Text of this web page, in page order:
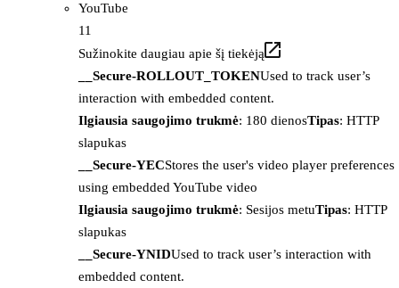
YouTube
11
Sužinokite daugiau apie šį tiekėją
__Secure-ROLLOUT_TOKENUsed to track user’s
interaction with embedded content.
Ilgiausia saugojimo trukmė: 180 dienosTipas: HTTP
slapukas
__Secure-YECStores the user's video player preferences
using embedded YouTube video
Ilgiausia saugojimo trukmė: Sesijos metuTipas: HTTP
slapukas
__Secure-YNIDUsed to track user’s interaction with
embedded content.